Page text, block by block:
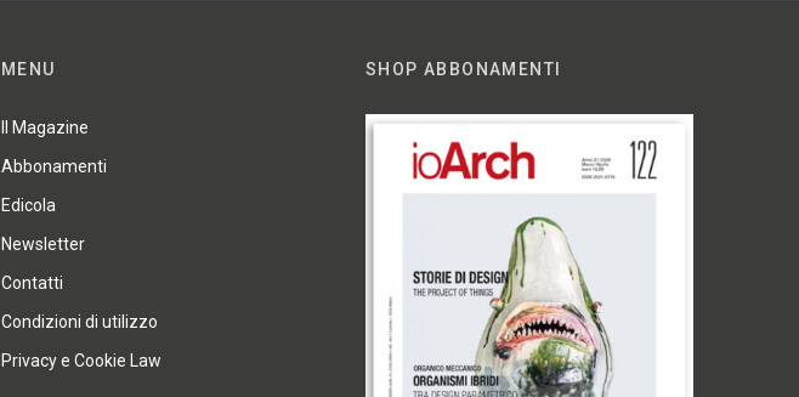
MENU
Il Magazine
Abbonamenti
Edicola
Newsletter
Contatti
Condizioni di utilizzo
Privacy e Cookie Law
SHOP ABBONAMENTI